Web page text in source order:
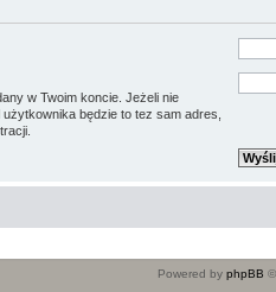
w Twoim koncie. Jeżeli nie
będzie to tez sam adres,
Powered by phpBB